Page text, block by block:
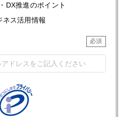
DX推進のポイント
ネス活用情報